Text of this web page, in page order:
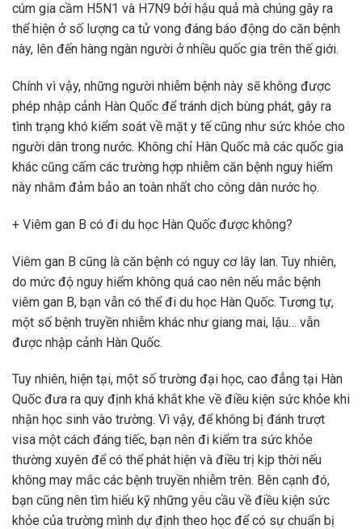
cúm gia cầm H5N1 và H7N9 bởi hậu quả mà chúng gây ra
thể hiện ở số lượng ca tử vong đáng báo động do căn bệnh
này, lên đến hàng ngàn người ở nhiều quốc gia trên thế giới.
Chính vì vậy, những người nhiễm bệnh này sẽ không được
phép nhập cảnh Hàn Quốc để tránh dịch bùng phát, gây ra
tình trạng khó kiểm soát về mặt y tế cũng như sức khỏe cho
người dân trong nước. Không chỉ Hàn Quốc mà các quốc gia
khác cũng cấm các trường hợp nhiễm căn bệnh nguy hiểm
này nhằm đảm bảo an toàn nhất cho công dân nước họ.
+ Viêm gan B có đi du học Hàn Quốc được không?
Viêm gan B cũng là căn bệnh có nguy cơ lây lan. Tuy nhiên,
do mức độ nguy hiểm không quá cao nên nếu mắc bệnh
viêm gan B, bạn vẫn có thể đi du học Hàn Quốc. Tương tự,
một số bệnh truyền nhiễm khác như giang mai, lậu… vẫn
được nhập cảnh Hàn Quốc.
Tuy nhiên, hiện tại, một số trường đại học, cao đẳng tại Hàn
Quốc đưa ra quy định khá khắt khe về điều kiện sức khỏe khi
nhận học sinh vào trường. Vì vậy, để không bị đánh trượt
visa một cách đáng tiếc, bạn nên đi kiểm tra sức khỏe
thường xuyên để có thể phát hiện và điều trị kịp thời nếu
không may mắc các bệnh truyền nhiễm trên. Bên cạnh đó,
bạn cũng nên tìm hiểu kỹ những yêu cầu về điều kiện sức
khỏe của trường mình dự định theo học để có sự chuẩn bị